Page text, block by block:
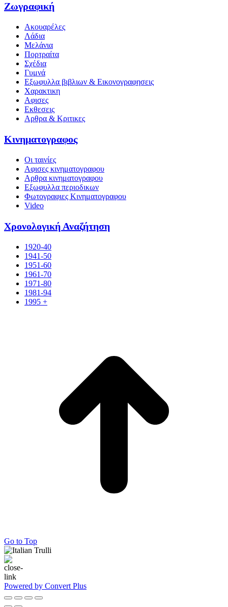
Ζωγραφική
Ακουαρέλες
Λάδια
Μελάνια
Πορτραίτα
Σχέδια
Γυμνά
Εξωφυλλα βιβλιων & Εικονογραφησεις
Χαρακτικη
Αφισες
Εκθεσεις
Αρθρα & Κριτικες
Κινηματογραφος
Οι ταινίες
Αφισες κινηματογραφου
Αρθρα κινηματογραφου
Εξωφυλλα περιοδικων
Φωτογραφιες Κινηματογραφου
Video
Χρονολογική Αναζήτηση
1920-40
1941-50
1951-60
1961-70
1971-80
1981-94
1995 +
Go to Top
Powered by Convert Plus